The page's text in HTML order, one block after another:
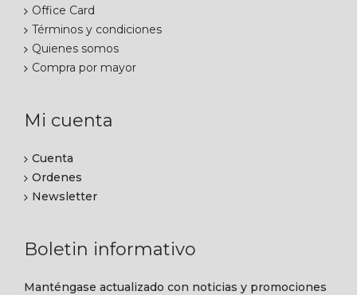
Office Card
Términos y condiciones
Quienes somos
Compra por mayor
Mi cuenta
Cuenta
Ordenes
Newsletter
Boletin informativo
Manténgase actualizado con noticias y promociones